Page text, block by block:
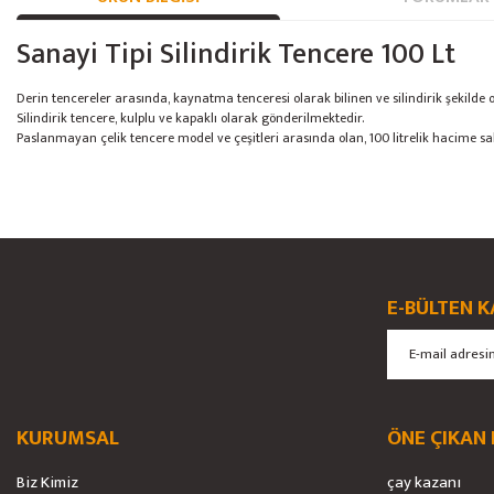
Sanayi Tipi Silindirik Tencere 100 Lt
Derin tencereler arasında, kaynatma tenceresi olarak bilinen ve silindirik şekilde
Silindirik tencere, kulplu ve kapaklı olarak gönderilmektedir.
Paslanmayan çelik tencere model ve çeşitleri arasında olan, 100 litrelik hacime
Görüş ve önerileriniz için teşekkür ederiz.
E-BÜLTEN
KURUMSAL
Biz Kimiz
ÖNE ÇIKAN
çay kazanı